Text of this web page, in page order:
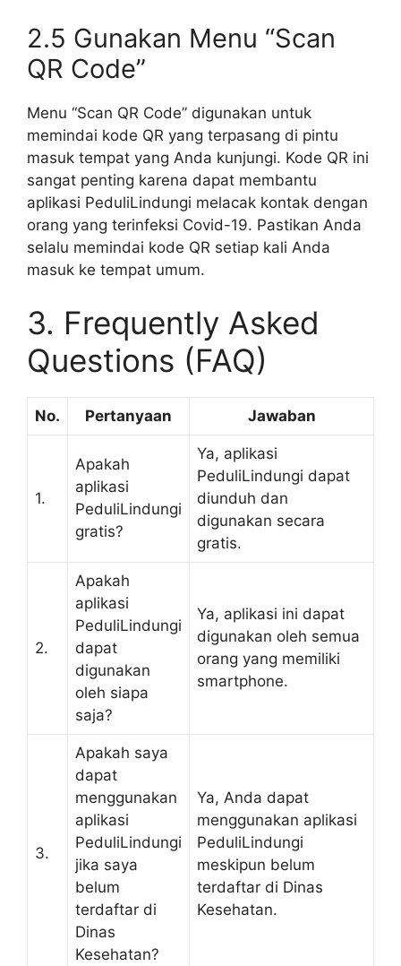
2.5 Gunakan Menu “Scan
QR Code”
Menu “Scan QR Code” digunakan untuk
memindai kode QR yang terpasang di pintu
masuk tempat yang Anda kunjungi. Kode QR ini
sangat penting karena dapat membantu
aplikasi PeduliLindungi melacak kontak dengan
orang yang terinfeksi Covid-19. Pastikan Anda
selalu memindai kode QR setiap kali Anda
masuk ke tempat umum.
3. Frequently Asked
Questions (FAQ)
No. Pertanyaan Jawaban
1.
Apakah
aplikasi
PeduliLindungi
gratis?
Ya, aplikasi
PeduliLindungi dapat
diunduh dan
digunakan secara
gratis.
2.
Apakah
aplikasi
PeduliLindungi
dapat
digunakan
oleh siapa
saja?
Ya, aplikasi ini dapat
digunakan oleh semua
orang yang memiliki
smartphone.
3.
Apakah saya
dapat
menggunakan
aplikasi
PeduliLindungi
jika saya
belum
terdaftar di
Dinas
Kesehatan?
Ya, Anda dapat
menggunakan aplikasi
PeduliLindungi
meskipun belum
terdaftar di Dinas
Kesehatan.